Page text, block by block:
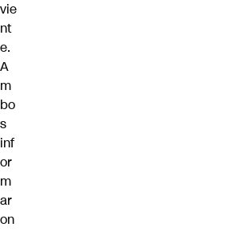
vie
nt
e.
A
m
bo
s
inf
or
m
ar
on